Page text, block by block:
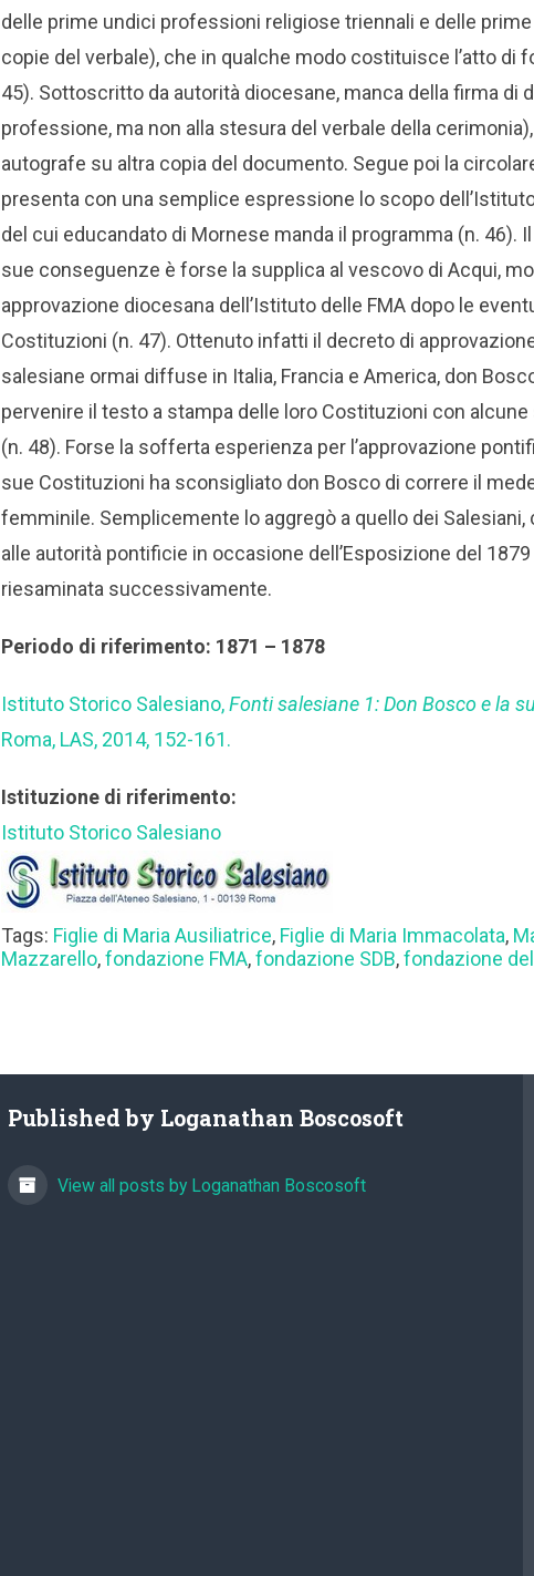
delle prime undici professioni religiose triennali e delle
copie del verbale), che in qualche modo costituisce l’atto di
45). Sottoscritto da autorità diocesane, manca della firma di
professione, ma non alla stesura del verbale della
autografe su altra copia del documento. Segue poi la
presenta con una semplice espressione lo scopo
del cui educandato di Mornese manda il programma (n. 46).
sue conseguenze è forse la supplica al vescovo di Acqui,
approvazione diocesana dell’Istituto delle FMA dopo le
Costituzioni (n. 47). Ottenuto infatti il decreto di
salesiane ormai diffuse in Italia, Francia e America, don
pervenire il testo a stampa delle loro Costituzioni con
(n. 48). Forse la sofferta esperienza per l’approvazione
sue Costituzioni ha sconsigliato don Bosco di correre il
femminile. Semplicemente lo aggregò a quello dei
alle autorità pontificie in occasione dell’Esposizione del
riesaminata successivamente.
Periodo di riferimento: 1871 – 1878
Istituto Storico Salesiano,Fonti salesiane 1: Don Bosco e la
Roma, LAS, 2014, 152-161.
Istituzione di riferimento:
Istituto Storico Salesiano
Tags: Figlie di Maria Ausiliatrice, Figlie di Maria Immacolata,
Mazzarello,fondazione FMA,fondazione SDB,fondazione
Published by Loganathan Boscosoft
View all posts by Loganathan Boscosoft